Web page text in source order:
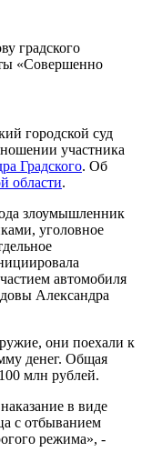
городской суд
участника
Градского. Об
области.
злоумышленник
уголовное
автомобиля
Александра
они поехали к
денег. Общая
млн рублей.
в виде
с отбыванием
режима», -